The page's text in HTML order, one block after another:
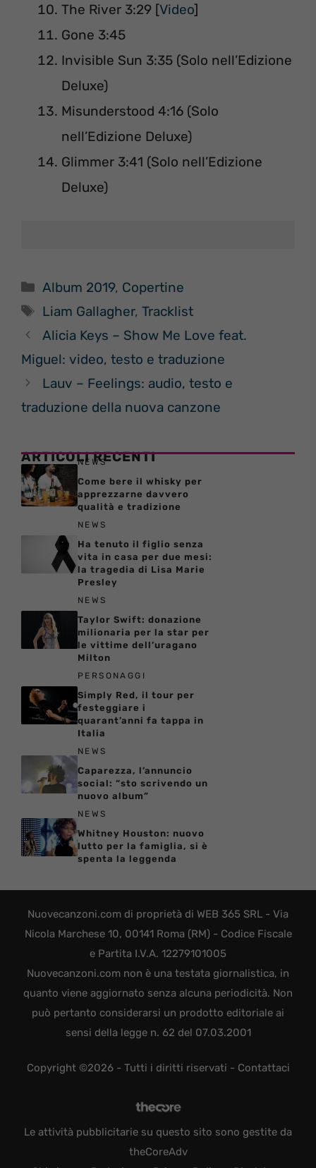
The River 3:29 [Video]
Gone 3:45
Invisible Sun 3:35 (Solo nell’Edizione
Deluxe)
Misunderstood 4:16 (Solo
nell’Edizione Deluxe)
Glimmer 3:41 (Solo nell’Edizione
Deluxe)
Categorie
Album 2019, Copertine
Tag
Liam Gallagher,Tracklist
Alicia Keys – Show Me Love feat.
Miguel: video, testo e traduzione
Lauv – Feelings: audio, testo e
traduzione della nuova canzone
ARTICOLI RECENTI
NEWS
Come bere il whisky per
apprezzarne davvero
qualità e tradizione
NEWS
Ha tenuto il figlio senza
vita in casa per due mesi:
la tragedia di Lisa Marie
Presley
NEWS
Taylor Swift: donazione
milionaria per la star per
le vittime dell’uragano
Milton
PERSONAGGI
Simply Red, il tour per
festeggiare i
quarant’anni fa tappa in
Italia
NEWS
Caparezza, l’annuncio
social: “sto scrivendo un
nuovo album”
NEWS
Whitney Houston: nuovo
lutto per la famiglia, si è
spenta la leggenda
Nuovecanzoni.com di proprietà di WEB 365 SRL - Via
Nicola Marchese 10, 00141 Roma (RM) - Codice Fiscale
e Partita I.V.A. 12279101005
Nuovecanzoni.com non è una testata giornalistica, in
quanto viene aggiornato senza alcuna periodicità. Non
può pertanto considerarsi un prodotto editoriale ai
sensi della legge n. 62 del 07.03.2001
Copyright ©2026 - Tutti i diritti riservati - Contattaci
Le attività pubblicitarie su questo sito sono gestite da
theCoreAdv